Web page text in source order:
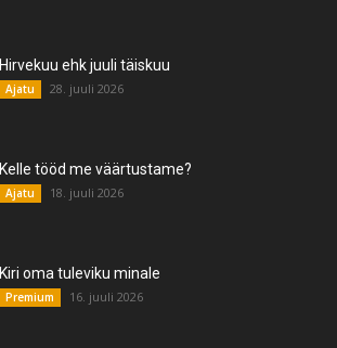
Hirvekuu ehk juuli täiskuu
Ajatu 28. juuli 2026
Kelle tööd me väärtustame?
Ajatu 18. juuli 2026
Kiri oma tuleviku minale
Premium 16. juuli 2026